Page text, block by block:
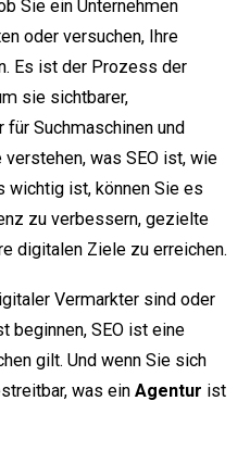
Sie ein Unternehmen
oder versuchen, Ihre
Es ist der Prozess der
sie sichtbarer,
Suchmaschinen und
verstehen, was SEO ist, wie
wichtig ist, können Sie es
zu verbessern, gezielte
digitalen Ziele zu erreichen.
Vermarkter sind oder
beginnen, SEO ist eine
gilt. Und wenn Sie sich
was ein Agentur ist